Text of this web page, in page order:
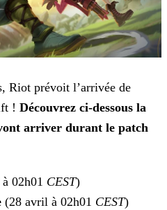
Riot prévoit l’arrivée de
! Découvrez ci-dessous la
arriver durant le patch
02h01 CEST)
(28 avril à 02h01 CEST)